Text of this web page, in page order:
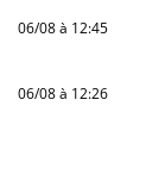
06/08 à 12:45
06/08 à 12:26